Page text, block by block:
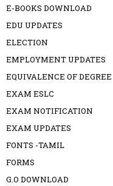
E-BOOKS DOWNLOAD
EDU UPDATES
ELECTION
EMPLOYMENT UPDATES
EQUIVALENCE OF DEGREE
EXAM ESLC
EXAM NOTIFICATION
EXAM UPDATES
FONTS -TAMIL
FORMS
G.O DOWNLOAD